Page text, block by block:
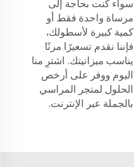
سواء كنت بحاجة إلى
مرساة واحدة فقط أو
كمية كبيرة لأسطولك،
فإننا نقدم تسعيرًا مرنًا
يناسب ميزانيتك. اشترِ منا
اليوم ووفر على أرخص
الحلول لمتجر المراسي
بالجملة عبر الإنترنت.